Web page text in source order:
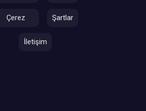
Çerez Şartlar
İletişim